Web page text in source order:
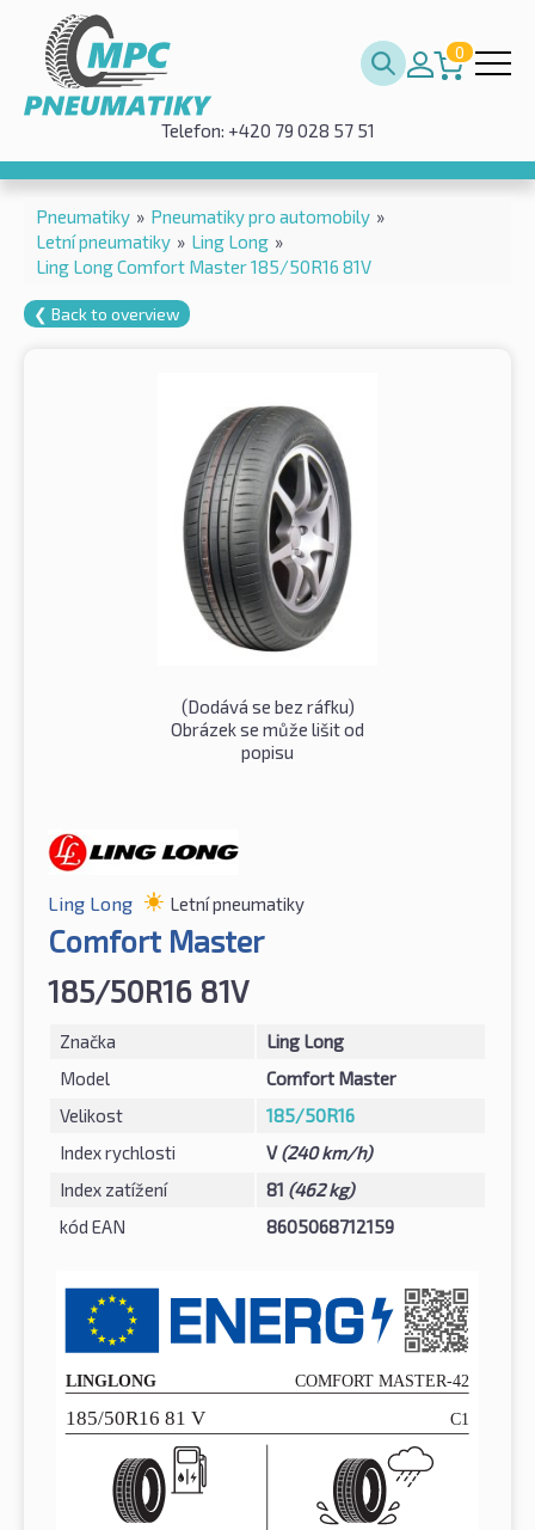
0
Telefon: +420 79 028 57 51
Pneumatiky » Pneumatiky pro automobily »
Letní pneumatiky » Ling Long »
Ling Long Comfort Master 185/50R16 81V
❮ Back to overview
(Dodává se bez ráfku)
Obrázek se může lišit od
popisu
Ling Long Letní pneumatiky
Comfort Master
185/50R16 81V
Značka
Ling Long
Model
Comfort Master
Velikost
185/50R16
Index rychlosti
V(240 km/h)
Index zatížení
81 (462 kg)
kód EAN
8605068712159